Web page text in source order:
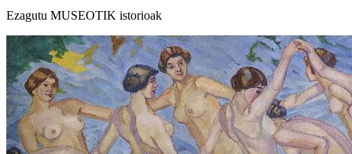
Ezagutu MUSEOTIK istorioak